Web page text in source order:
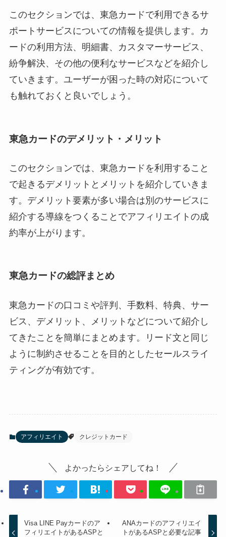
このセクションでは、東急カードで利用できるサ
ポートサービスについての情報を提供します。カ
ードの利用方法、明細書、カスタマーサービス、
紛争解決、その他の便利なサービスなどを紹介し
ていきます。ユーザーが困った時の対応について
も触れておくと良いでしょう。
東急カードのデメリット・メリット
このセクションでは、東急カードを利用すること
で起きるデメリットとメリットを紹介していきま
す。デメリット要素が多い場合は別のサービスに
紹介する導線をつくることでアフィリエイトの成
約率が上がります。
東急カードの総評まとめ
東急カードの口コミや評判、手数料、特典、サー
ビス、デメリット、メリットなどについて紹介し
てきたことを簡単にまとめます。リード文と同じ
ように制約させることを目的としたセールスライ
ティングが有効です。
アフィリエイト クレジットカード
よかったらシェアしてね！
Visa LINE Payカードのア
フィリエイトがあるASPと
ANAカードのアフィリエイ
トがあるASPと必要な記事